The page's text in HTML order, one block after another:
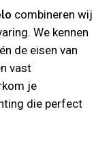
combineren wij
We kennen
de eisen van
vast
je
die perfect